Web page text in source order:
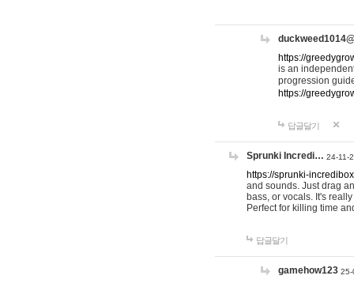
https://
is an
progression
https://
답글달기
Sprunki Incredi… 24-11-
https://sprunki-
and sounds. Just drag
bass, or vocals. It's
Perfect for killing time
답글달기
gamehow123 25-